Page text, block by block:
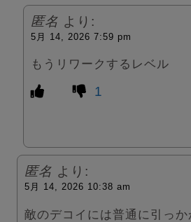
匿名 より:
5月 14, 2026 7:59 pm
もうリワークするレベル
1
匿名 より:
5月 14, 2026 10:38 am
敵のデコイには普通に引っか